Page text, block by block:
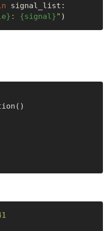
signal_list:
: {signal}"